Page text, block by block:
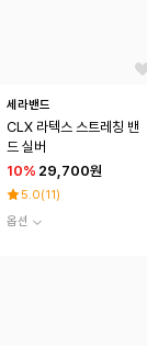
세라밴드
CLX 라텍스 스트레칭 밴
드 실버
10% 29,700원
5.0(11 )
옵션